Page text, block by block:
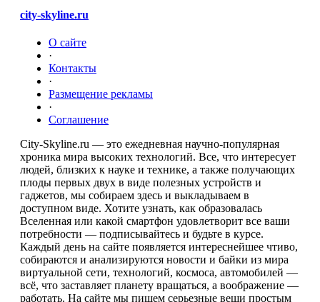
city-skyline.ru
О сайте
·
Контакты
·
Размещение рекламы
·
Соглашение
City-Skyline.ru — это ежедневная научно-популярная
хроника мира высоких технологий. Все, что интересует
людей, близких к науке и технике, а также получающих
плоды первых двух в виде полезных устройств и
гаджетов, мы собираем здесь и выкладываем в
доступном виде. Хотите узнать, как образовалась
Вселенная или какой смартфон удовлетворит все ваши
потребности — подписывайтесь и будьте в курсе.
Каждый день на сайте появляется интереснейшее чтиво,
собираются и анализируются новости и байки из мира
виртуальной сети, технологий, космоса, автомобилей —
всё, что заставляет планету вращаться, а воображение —
работать. На сайте мы пишем серьезные вещи простым